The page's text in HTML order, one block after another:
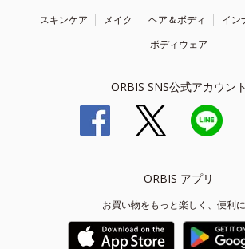
スキンケア メイク ヘア＆ボディ
イン
ボディウェア
ORBIS SNS公式アカウント
ORBIS アプリ
お買い物をもっと楽しく、便利に